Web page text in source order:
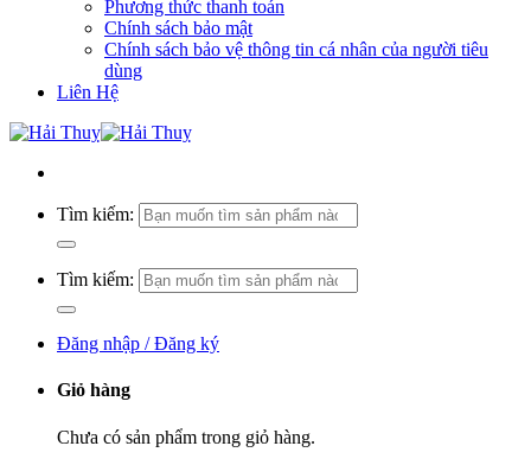
Phương thức thanh toán
Chính sách bảo mật
Chính sách bảo vệ thông tin cá nhân của người tiêu
dùng
Liên Hệ
Tìm kiếm:
Tìm kiếm:
Đăng nhập / Đăng ký
Giỏ hàng
Chưa có sản phẩm trong giỏ hàng.